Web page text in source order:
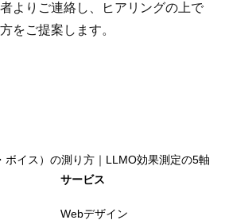
よりご連絡し、ヒアリングの上で
をご提案します。
ボイス）の測り方｜LLMO効果測定の5軸
サービス
Webデザイン